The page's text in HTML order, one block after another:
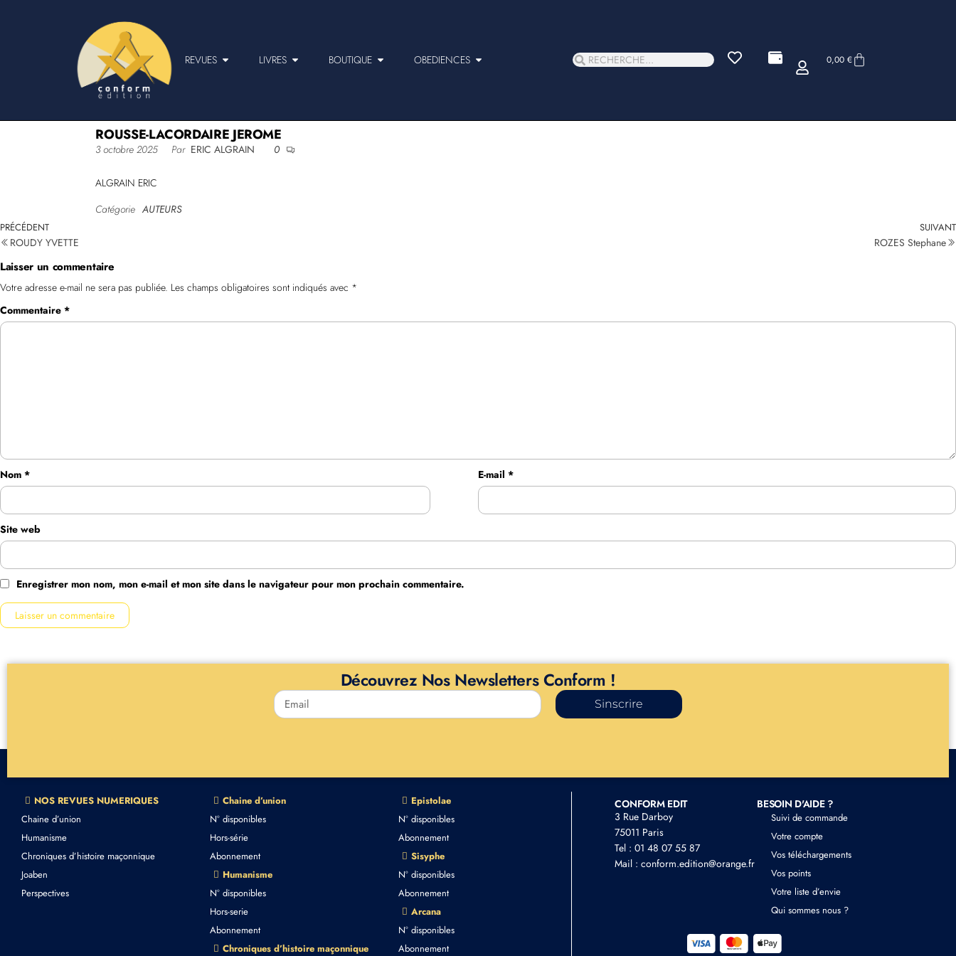
REVUES LIVRES BOUTIQUE OBEDIENCES 0,00 €
ROUSSE-LACORDAIRE JEROME
3 octobre 2025 Par ERIC ALGRAIN 0
ALGRAIN ERIC
Catégorie AUTEURS
PRÉCÉDENT
ROUDY YVETTE
SUIVANT
ROZES Stephane
Laisser un commentaire
Votre adresse e-mail ne sera pas publiée. Les champs obligatoires sont indiqués avec *
Commentaire *
Nom * E-mail *
Site web
Enregistrer mon nom, mon e-mail et mon site dans le navigateur pour mon prochain commentaire.
Découvrez Nos Newsletters Conform !
Sinscrire
NOS REVUES NUMERIQUES
Chaine d’union
Humanisme
Chroniques d’histoire maçonnique
Joaben
Perspectives
Chaine d’union
N° disponibles
Hors-série
Abonnement
Humanisme
N° disponibles
Hors-serie
Abonnement
Chroniques d’histoire maçonnique
Epistolae
N° disponibles
Abonnement
Sisyphe
N° disponibles
Abonnement
Arcana
N° disponibles
Abonnement
CONFORM EDIT
3 Rue Darboy
75011 Paris
Tel : 01 48 07 55 87
Mail : conform.edition@orange.fr
BESOIN D'AIDE ?
Suivi de commande
Votre compte
Vos téléchargements
Vos points
Votre liste d’envie
Qui sommes nous ?